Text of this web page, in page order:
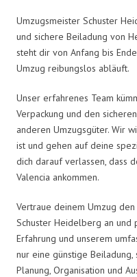
Umzugsmeister Schuster
und sichere Beiladung von
steht dir von Anfang bis
Umzug reibungslos abläuft.
Unser erfahrenes Team
Verpackung und den
anderen Umzugsgüter. Wir
ist und gehen auf deine
dich darauf verlassen, dass
Valencia ankommen.
Vertraue deinem Umzug
Schuster Heidelberg an
Erfahrung und unserem
nur eine günstige
Planung, Organisation und